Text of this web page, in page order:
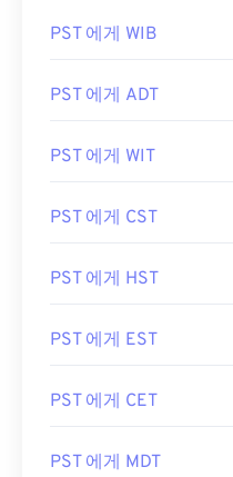
PST 에게 WIB
PST 에게 ADT
PST 에게 WIT
PST 에게 CST
PST 에게 HST
PST 에게 EST
PST 에게 CET
PST 에게 MDT